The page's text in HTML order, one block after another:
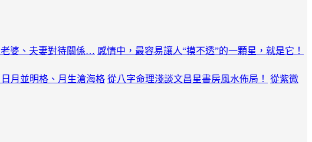
婆、夫妻對待關係… 感情中，最容易讓人“摸不透”的一顆星，就是它！
月並明格、月生滄海格 從八字命理淺談文昌星書房風水佈局！
從紫微